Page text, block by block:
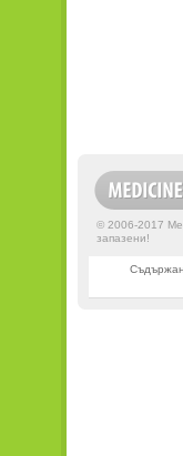
© 2006-2017
запазени!